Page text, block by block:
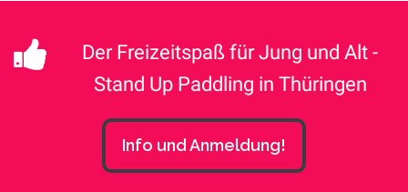
Der Freizeitspaß für Jung und Alt -
Stand Up Paddling in Thüringen
Info und Anmeldung!